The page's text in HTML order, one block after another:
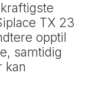
TX 23
opptil
samtidig
kan